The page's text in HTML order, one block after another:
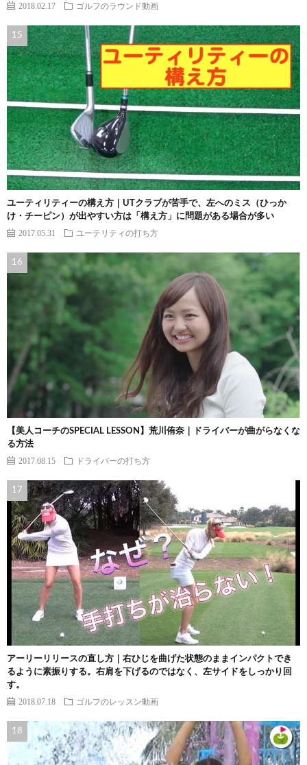
2018.02.17 ゴルフのラウンド動画
ユーティリティーの構え方｜UTクラブが苦手で、左へのミス（ひっか
け・チーピン）が出やすい方は「構え方」に問題がある場合が多い
2017.05.31 ユーテリティの打ち方
【美人コーチのSPECIAL LESSON】荒川侑奈｜ドライバーが曲がらなくな
る方法
2017.08.15 ドライバーの打ち方
アーリーリリースの直し方｜右ひじを曲げた状態のままインパクトでき
るように素振りする。右肩を下げるのではなく、左サイドをしっかり回
す。
2018.07.18 ゴルフのレッスン動画